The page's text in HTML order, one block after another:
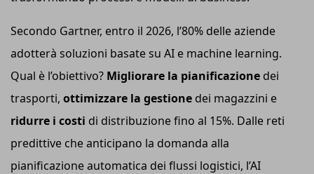
Secondo Gartner, entro il 2026, l’80% delle aziende
adotterà soluzioni basate su AI e machine learning.
Qual è l’obiettivo? Migliorare la pianificazione dei
trasporti, ottimizzare la gestione dei magazzini e
ridurre i costi di distribuzione fino al 15%. Dalle reti
predittive che anticipano la domanda alla
pianificazione automatica dei flussi logistici, l’AI